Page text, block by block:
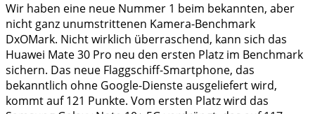
Wir haben eine neue Nummer 1 beim bekannten, aber
nicht ganz unumstrittenen Kamera-Benchmark
DxOMark. Nicht wirklich überraschend, kann sich das
Huawei Mate 30 Pro neu den ersten Platz im Benchmark
sichern. Das neue Flaggschiff-Smartphone, das
bekanntlich ohne Google-Dienste ausgeliefert wird,
kommt auf 121 Punkte. Vom ersten Platz wird das